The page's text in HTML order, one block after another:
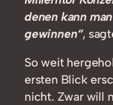
denen kann
gewinnen“,
So weit
ersten Blick
nicht. Zwar will